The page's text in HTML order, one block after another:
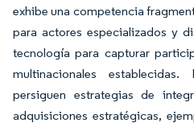
exhibe una competencia
para actores especializados y
tecnología para capturar
multinacionales
persiguen estrategias de
adquisiciones estratégicas,